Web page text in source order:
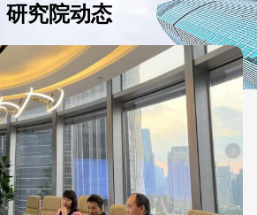
研究院动态